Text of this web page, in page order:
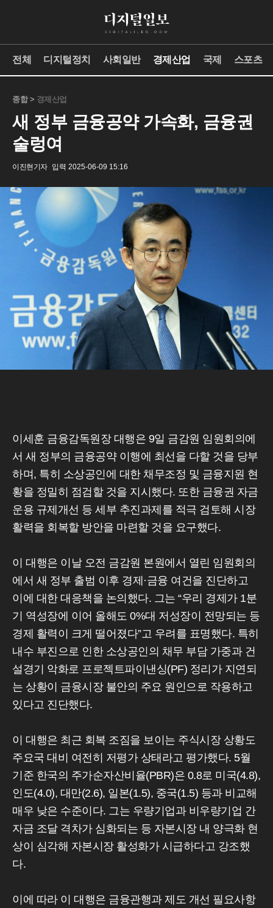
전체 디지털정치 사회일반 경제산업 국제 스포츠
종합 > 경제산업
새 정부 금융공약 가속화, 금융권
술렁여
이진현기자 입력 2025-06-09 15:16
이세훈 금융감독원장 대행은 9일 금감원 임원회의에
서 새 정부의 금융공약 이행에 최선을 다할 것을 당부
하며, 특히 소상공인에 대한 채무조정 및 금융지원 현
황을 정밀히 점검할 것을 지시했다. 또한 금융권 자금
운용 규제개선 등 세부 추진과제를 적극 검토해 시장
활력을 회복할 방안을 마련할 것을 요구했다.
이 대행은 이날 오전 금감원 본원에서 열린 임원회의
에서 새 정부 출범 이후 경제·금융 여건을 진단하고
이에 대한 대응책을 논의했다. 그는 “우리 경제가 1분
기 역성장에 이어 올해도 0%대 저성장이 전망되는 등
경제 활력이 크게 떨어졌다”고 우려를 표명했다. 특히
내수 부진으로 인한 소상공인의 채무 부담 가중과 건
설경기 악화로 프로젝트파이낸싱(PF) 정리가 지연되
는 상황이 금융시장 불안의 주요 원인으로 작용하고
있다고 진단했다.
이 대행은 최근 회복 조짐을 보이는 주식시장 상황도
주요국 대비 여전히 저평가 상태라고 평가했다. 5월
기준 한국의 주가순자산비율(PBR)은 0.8로 미국(4.8),
인도(4.0), 대만(2.6), 일본(1.5), 중국(1.5) 등과 비교해
매우 낮은 수준이다. 그는 우량기업과 비우량기업 간
자금 조달 격차가 심화되는 등 자본시장 내 양극화 현
상이 심각해 자본시장 활성화가 시급하다고 강조했
다.
이에 따라 이 대행은 금융관행과 제도 개선 필요사항